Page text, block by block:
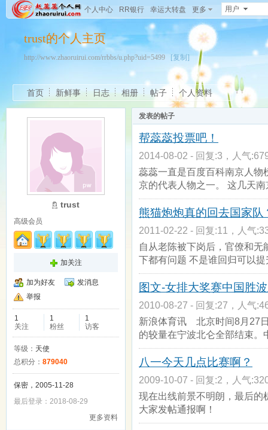
个人中心 RR银行 幸运大转盘 更多 用户
trust的个人主页
http://www.zhaoruirui.com/rrbbs/u.php?uid=5499 [复制]
首页 新鲜事 日志 相册 帖子 个人资料
trust
高级会员
加关注
加为好友
发消息
举报
1
关注
1
粉丝
1
访客
等级： 天使
总积分： 879040
保密，2005-11-28
最后登录：2018-08-29
更多资料
发表的帖子
帮蕊蕊投票吧！
2014-08-02 - 回复:3，人气
蕊蕊一直是百度百科南京人物
京的代表人物之一。 这几天南
熊猫炮炮真的回去国家队
2011-02-22 - 回复:11，人气
自从老陈被下岗后，官僚和
下都有问题 不是谁回归可以
图文-女排大奖赛中国胜
2010-08-27 - 回复:27，人气
新浪体育讯 北京时间8月27
的较量在宁波北仑全部结束。
八一今天几点比赛啊？
2009-10-07 - 回复:2，人气
现在出线前景不明朗，最后的
大家发帖通报啊！